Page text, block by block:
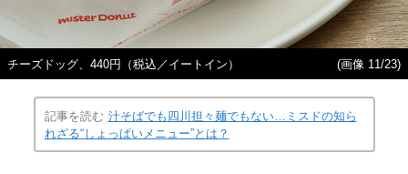
チーズドッグ、440円（税込／イートイン） (画像 11/23)
記事を読む 汁そばでも四川担々麺でもない…ミスドの知ら
れざる“しょっぱいメニュー”とは？